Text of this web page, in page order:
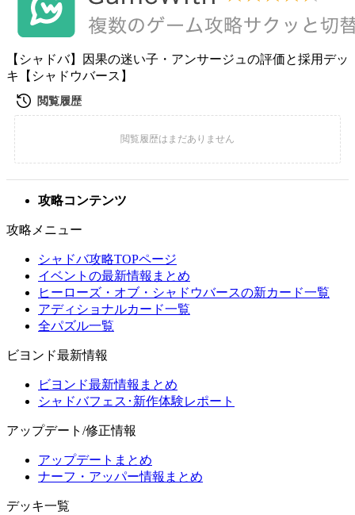
【シャドバ】因果の迷い子・アンサージュの評価と採用デッ
キ【シャドウバース】
攻略コンテンツ
攻略メニュー
シャドバ攻略TOPページ
イベントの最新情報まとめ
ヒーローズ・オブ・シャドウバースの新カード一覧
アディショナルカード一覧
全パズル一覧
ビヨンド最新情報
ビヨンド最新情報まとめ
シャドバフェス･新作体験レポート
アップデート/修正情報
アップデートまとめ
ナーフ・アッパー情報まとめ
デッキ一覧